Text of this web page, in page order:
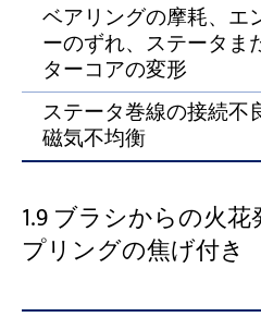
ベアリングの摩耗、エ
ーのずれ、ステータま
ターコアの変形
ステータ巻線の接続不
磁気不均衡
1.9 ブラシからの火
プリングの焦げ付き